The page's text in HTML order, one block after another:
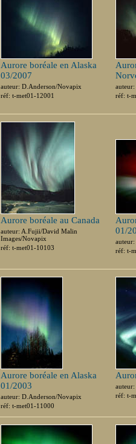
Aurore boréale en Alaska
03/2007
auteur: D.Anderson/Novapix
réf: t-met01-12001
réf: t-
Aurore boréale au Canada
auteur: A.Fujii/David Malin
Images/Novapix
réf: t-met01-10103
01/
réf: t-
Aurore boréale en Alaska
01/2003
auteur: D.Anderson/Novapix
réf: t-met01-11000
réf: t-